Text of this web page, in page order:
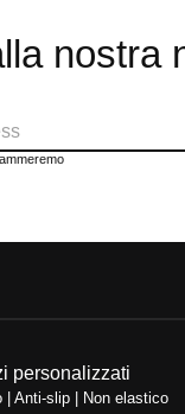
nostra
personalizzati
| Anti-slip | Non elastico